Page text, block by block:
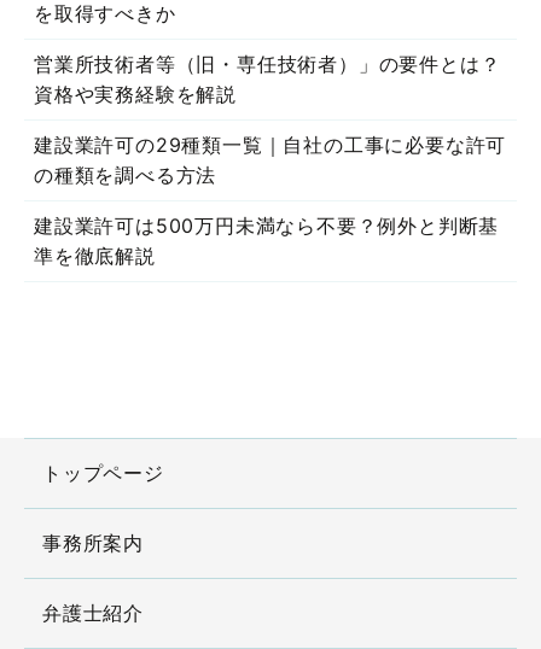
を取得すべきか
営業所技術者等（旧・専任技術者）」の要件とは？
資格や実務経験を解説
建設業許可の29種類一覧｜自社の工事に必要な許可
の種類を調べる方法
建設業許可は500万円未満なら不要？例外と判断基
準を徹底解説
トップページ
事務所案内
弁護士紹介